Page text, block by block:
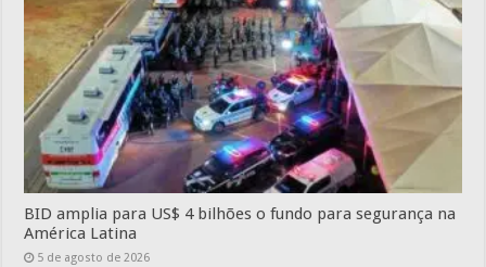
BID amplia para US$ 4 bilhões o fundo para segurança na
América Latina
5 de agosto de 2026